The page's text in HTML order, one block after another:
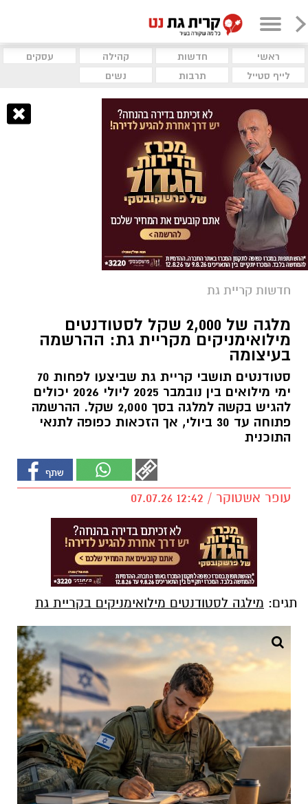
ראשי חדשות קהילה
עסקים
לייף סטייל
תרבות נשים
חדשות קריית גת
מלגה של 2,000 שקל לסטודנטים
מילואימניקים מקריית גת: ההרשמה
בעיצומה
סטודנטים תושבי קריית גת שביצעו לפחות 70
ימי מילואים בין נובמבר 2025 ליולי 2026 יכולים
להגיש בקשה למלגה בסך 2,000 שקל. ההרשמה
פתוחה עד 30 ביולי, אך הזכאות כפופה לתנאי
התוכנית
עופר אשטוקר / 12:42 07.07.26
תגים: מילגה לסטודנטים מילואימניקים בקריית גת